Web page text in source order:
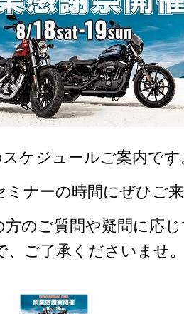
ケジュールご案内です
ミナーの時間にぜひご
方のご質問や疑問に応
、ご了承くださいませ